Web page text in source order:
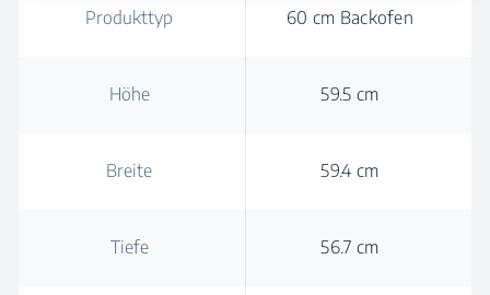
Produkttyp 60 cm Backofen
Höhe 59.5 cm
Breite 59.4 cm
Tiefe 56.7 cm